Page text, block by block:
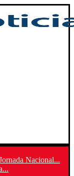
Nacional...